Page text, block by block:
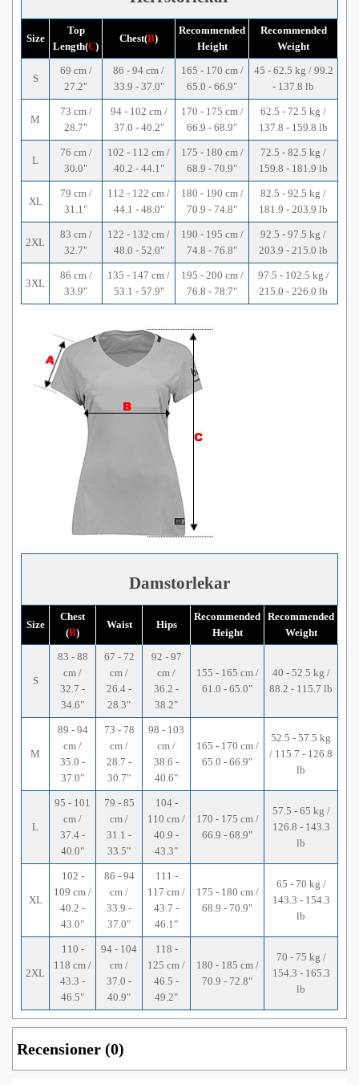
Size
Top
Length(C)
Chest(B)
Recommended
Height
Recommended
Weight
S
69 cm /
27.2"
86 - 94 cm /
33.9 - 37.0"
165 - 170 cm /
65.0 - 66.9"
45 - 62.5 kg / 99.2
- 137.8 lb
M
73 cm /
28.7"
94 - 102 cm /
37.0 - 40.2"
170 - 175 cm /
66.9 - 68.9"
62.5 - 72.5 kg /
137.8 - 159.8 lb
L
76 cm /
30.0"
102 - 112 cm /
40.2 - 44.1"
175 - 180 cm /
68.9 - 70.9"
72.5 - 82.5 kg /
159.8 - 181.9 lb
XL
79 cm /
31.1"
112 - 122 cm /
44.1 - 48.0"
180 - 190 cm /
70.9 - 74.8"
82.5 - 92.5 kg /
181.9 - 203.9 lb
2XL
83 cm /
32.7"
122 - 132 cm /
48.0 - 52.0"
190 - 195 cm /
74.8 - 76.8"
92.5 - 97.5 kg /
203.9 - 215.0 lb
3XL
86 cm /
33.9"
135 - 147 cm /
53.1 - 57.9"
195 - 200 cm /
76.8 - 78.7"
97.5 - 102.5 kg /
215.0 - 226.0 lb
Damstorlekar
Size
Chest
(B)
Waist Hips
Recommended
Height
Recommended
Weight
S
83 - 88
cm /
32.7 -
34.6"
67 - 72
cm /
26.4 -
28.3"
92 - 97
cm /
36.2 -
38.2"
155 - 165 cm /
61.0 - 65.0"
40 - 52.5 kg /
88.2 - 115.7 lb
M
89 - 94
cm /
35.0 -
37.0"
73 - 78
cm /
28.7 -
30.7"
98 - 103
cm /
38.6 -
40.6"
165 - 170 cm /
65.0 - 66.9"
52.5 - 57.5 kg
/ 115.7 - 126.8
lb
L
95 - 101
cm /
37.4 -
40.0"
79 - 85
cm /
31.1 -
33.5"
104 -
110 cm /
40.9 -
43.3"
170 - 175 cm /
66.9 - 68.9"
57.5 - 65 kg /
126.8 - 143.3
lb
XL
102 -
109 cm /
40.2 -
43.0"
86 - 94
cm /
33.9 -
37.0"
111 -
117 cm /
43.7 -
46.1"
175 - 180 cm /
68.9 - 70.9"
65 - 70 kg /
143.3 - 154.3
lb
2XL
110 -
118 cm /
43.3 -
46.5"
94 - 104
cm /
37.0 -
40.9"
118 -
125 cm /
46.5 -
49.2"
180 - 185 cm /
70.9 - 72.8"
70 - 75 kg /
154.3 - 165.3
lb
Recensioner (0)